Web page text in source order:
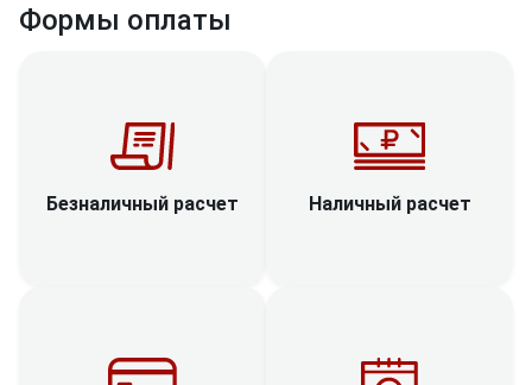
Формы оплаты
Безналичный расчет Наличный расчет